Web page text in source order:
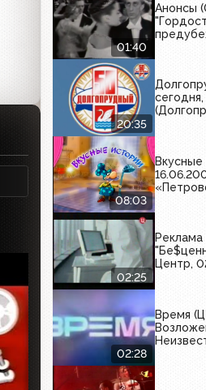
01:40
Анонсы
20:35
08:03
02:25
Центр,
02:28
Время